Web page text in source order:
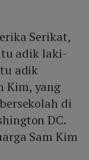
Serikat,
adik laki-
adik
Kim, yang
di
DC.
Sam Kim